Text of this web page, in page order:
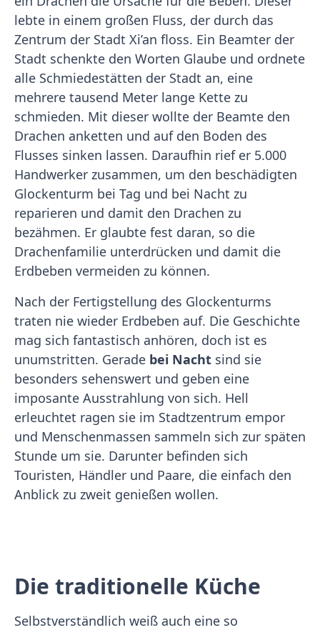
lebte in einem großen Fluss, der durch das
Zentrum der Stadt Xi’an floss. Ein Beamter der
Stadt schenkte den Worten Glaube und ordnete
alle Schmiedestätten der Stadt an, eine
mehrere tausend Meter lange Kette zu
schmieden. Mit dieser wollte der Beamte den
Drachen anketten und auf den Boden des
Flusses sinken lassen. Daraufhin rief er 5.000
Handwerker zusammen, um den beschädigten
Glockenturm bei Tag und bei Nacht zu
reparieren und damit den Drachen zu
bezähmen. Er glaubte fest daran, so die
Drachenfamilie unterdrücken und damit die
Erdbeben vermeiden zu können.
Nach der Fertigstellung des Glockenturms
traten nie wieder Erdbeben auf. Die Geschichte
mag sich fantastisch anhören, doch ist es
unumstritten. Gerade bei Nacht sind sie
besonders sehenswert und geben eine
imposante Ausstrahlung von sich. Hell
erleuchtet ragen sie im Stadtzentrum empor
und Menschenmassen sammeln sich zur späten
Stunde um sie. Darunter befinden sich
Touristen, Händler und Paare, die einfach den
Anblick zu zweit genießen wollen.
Die traditionelle Küche
Selbstverständlich weiß auch eine so